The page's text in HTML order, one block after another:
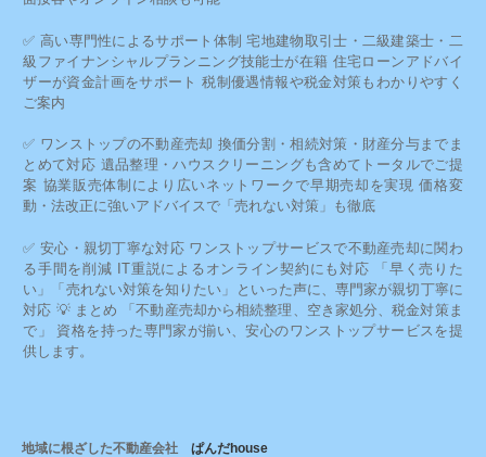
✅ 高い専門性によるサポート体制 宅地建物取引士・二級建築士・二
級ファイナンシャルプランニング技能士が在籍 住宅ローンアドバイ
ザーが資金計画をサポート 税制優遇情報や税金対策もわかりやすく
ご案内
✅ ワンストップの不動産売却 換価分割・相続対策・財産分与までま
とめて対応 遺品整理・ハウスクリーニングも含めてトータルでご提
案 協業販売体制により広いネットワークで早期売却を実現 価格変
動・法改正に強いアドバイスで「売れない対策」も徹底
✅ 安心・親切丁寧な対応 ワンストップサービスで不動産売却に関わ
る手間を削減 IT重説によるオンライン契約にも対応 「早く売りた
い」「売れない対策を知りたい」といった声に、専門家が親切丁寧に
対応 💡 まとめ 「不動産売却から相続整理、空き家処分、税金対策ま
で」 資格を持った専門家が揃い、安心のワンストップサービスを提
供します。
地域に根ざした不動産会社 ぱんだhouse